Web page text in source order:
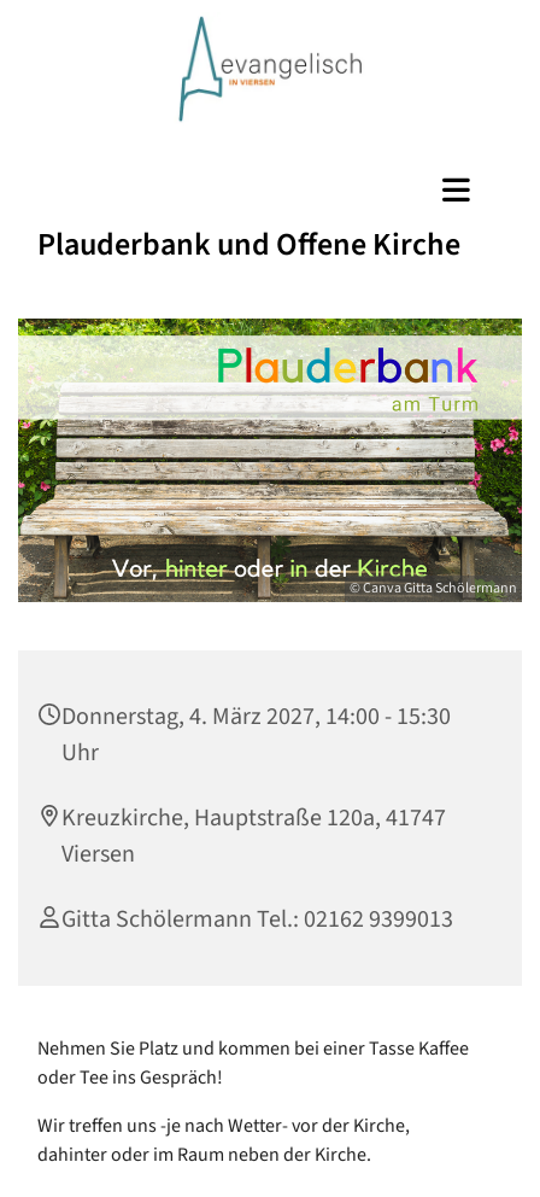
Plauderbank und Offene Kirche
© Canva Gitta Schölermann
Donnerstag, 4. März 2027, 14:00 - 15:30
Uhr
Kreuzkirche, Hauptstraße 120a, 41747
Viersen
Gitta Schölermann Tel.: 02162 9399013
Nehmen Sie Platz und kommen bei einer Tasse Kaffee
oder Tee ins Gespräch!
Wir treffen uns -je nach Wetter- vor der Kirche,
dahinter oder im Raum neben der Kirche.